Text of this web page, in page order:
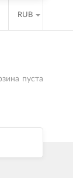
RUB
пуста